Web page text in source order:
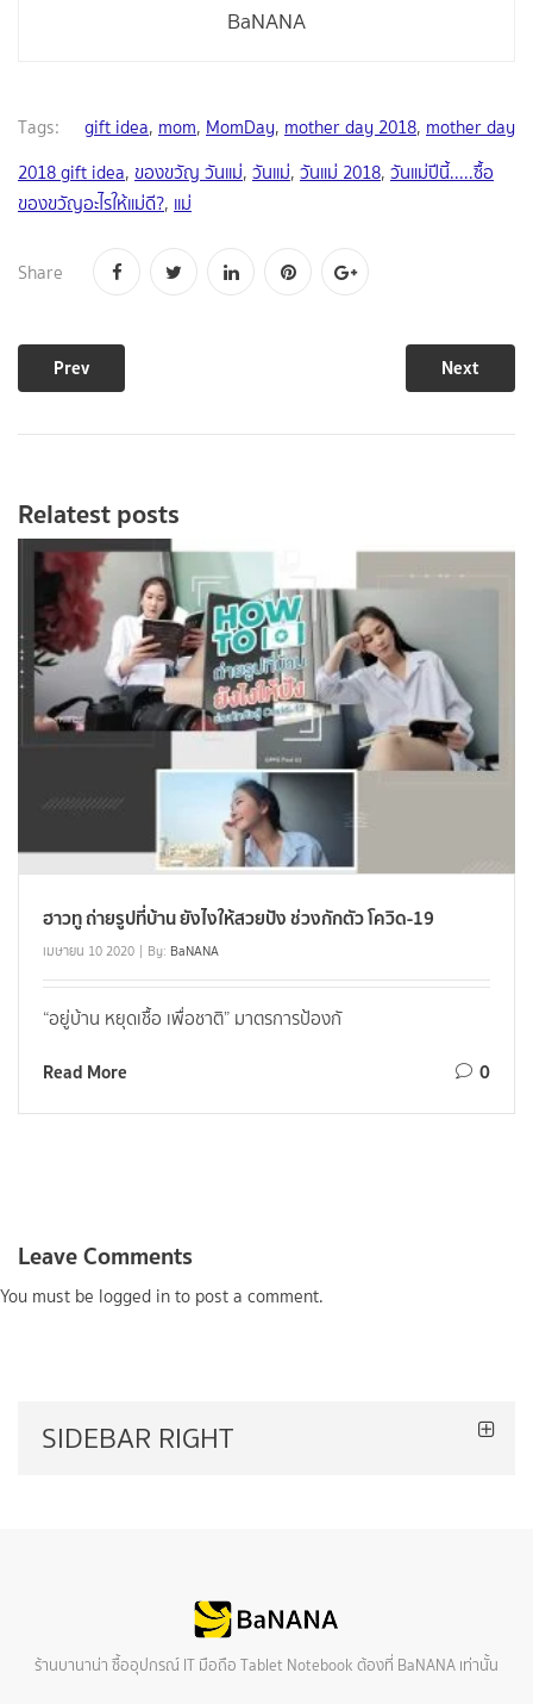
BaNANA
Tags: gift idea, mom, MomDay, mother day 2018, mother day
2018 gift idea, ของขวัญ วันแม่, วันแม่, วันแม่ 2018, วันแม่ปีนี้.....ซื้อ
ของขวัญอะไรให้แม่ดี?, แม่
Share
Prev Next
Relatest posts
ฮาวทู ถ่ายรูปที่บ้าน ยังไงให้สวยปัง ช่วงกักตัว โควิด-19
เมษายน 10 2020 By: BaNANA
“อยู่บ้าน หยุดเชื้อ เพื่อชาติ” มาตรการป้องกั
Read More 0
Leave Comments
You must be logged into post a comment.
SIDEBAR RIGHT
ร้านบานาน่า ซื้ออุปกรณ์ IT มือถือ Tablet Notebook ต้องที่ BaNANA เท่านั้น